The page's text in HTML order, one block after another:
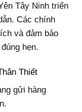
Tây Ninh triển
Các chính
và đảm bảo
hẹn.
Thiết
gửi hàng